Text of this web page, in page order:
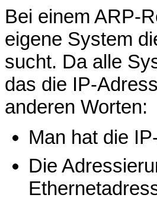
Bei einem ARP-
eigene System
sucht. Da alle
das die IP-
anderen Worten:
Man hat die
Die